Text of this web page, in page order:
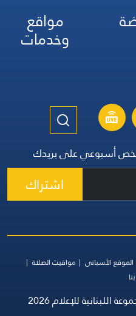
مواقع
وخدمات
أسبوعي على بريدك
اشتراك
الموقع الأسباني
مواقيت الصلاة
للإعلام 2026